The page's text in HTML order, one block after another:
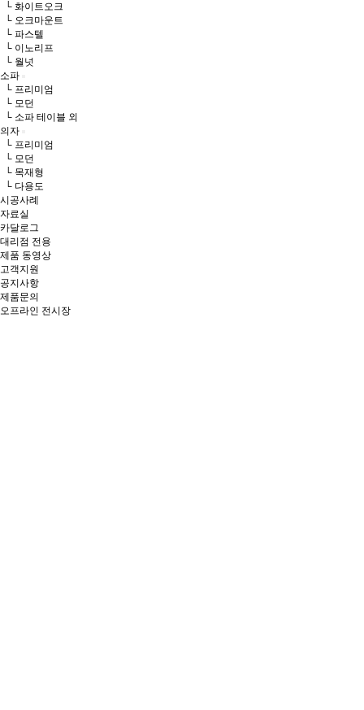
└ 화이트오크
└ 오크마운트
└ 파스텔
└ 이노리프
└ 월넛
소파
└ 프리미엄
└ 모던
└ 소파 테이블 외
의자
└ 프리미엄
└ 모던
└ 목재형
└ 다용도
시공사례
자료실
카달로그
대리점 전용
제품 동영상
고객지원
공지사항
제품문의
오프라인 전시장